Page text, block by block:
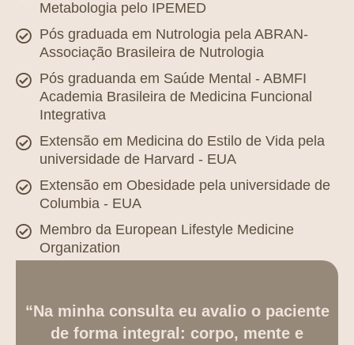
Metabologia pelo IPEMED
Pós graduada em Nutrologia pela ABRAN-
Associação Brasileira de Nutrologia
Pós graduanda em Saúde Mental - ABMFI
Academia Brasileira de Medicina Funcional
Integrativa
Extensão em Medicina do Estilo de Vida pela
universidade de Harvard - EUA
Extensão em Obesidade pela universidade de
Columbia - EUA
Membro da European Lifestyle Medicine
Organization
“Na minha consulta eu avalio o paciente
de forma integral: corpo, mente e